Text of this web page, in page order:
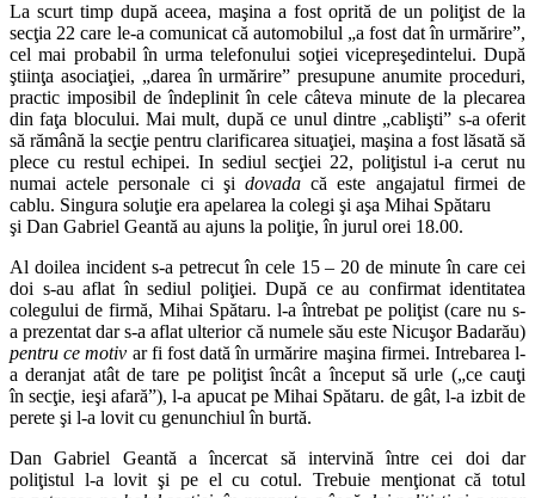
La scurt timp după aceea, maşina a fost oprită de un poliţist de la
secţia 22 care le-a comunicat că automobilul „a fost dat în urmărire”,
cel mai probabil în urma telefonului soţiei vicepreşedintelui. După
ştiinţa asociaţiei, „darea în urmărire” presupune anumite proceduri,
practic imposibil de îndeplinit în cele câteva minute de la plecarea
din faţa blocului. Mai mult, după ce unul dintre „cablişti” s-a oferit
să rămână la secţie pentru clarificarea situaţiei, maşina a fost lăsată să
plece cu restul echipei. In sediul secţiei 22, poliţistul i-a cerut nu
numai actele personale ci şi dovadacă este angajatul firmei de
cablu. Singura soluţie era apelarea la colegi şi aşa Mihai Spătaru
şi Dan Gabriel Geantă au ajuns la poliţie, în jurul orei 18.00.
Al doilea incident s-a petrecut în cele 15 – 20 de minute în care cei
doi s-au aflat în sediul poliţiei. După ce au confirmat identitatea
colegului de firmă, Mihai Spătaru. l-a întrebat pe poliţist (care nu s-
a prezentat dar s-a aflat ulterior că numele său este Nicuşor Badarău)
pentru ce motiv ar fi fost dată în urmărire maşina firmei. Intrebarea l-
a deranjat atât de tare pe poliţist încât a început să urle („ce cauţi
în secţie, ieşi afară”), l-a apucat pe Mihai Spătaru. de gât, l-a izbit de
perete şi l-a lovit cu genunchiul în burtă.
Dan Gabriel Geantă a încercat să intervină între cei doi dar
poliţistul l-a lovit şi pe el cu cotul. Trebuie menţionat că totul